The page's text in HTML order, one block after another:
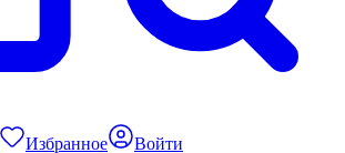
Избранное Войти